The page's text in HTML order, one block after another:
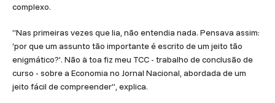
complexo.
“Nas primeiras vezes que lia, não entendia nada. Pensava assim:
‘por que um assunto tão importante é escrito de um jeito tão
enigmático?’. Não à toa fiz meu TCC - trabalho de conclusão de
curso - sobre a Economia no Jornal Nacional, abordada de um
jeito fácil de compreender”, explica.